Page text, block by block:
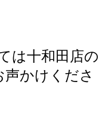
は十和田店の
かけくださ